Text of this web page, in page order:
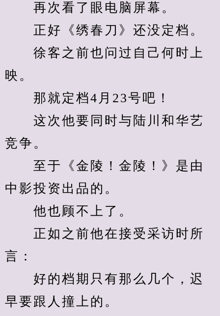
再次看了眼电脑屏幕。
正好《绣春刀》还没定档。
徐客之前也问过自己何时上
映。
那就定档4月23号吧！
这次他要同时与陆川和华艺
竞争。
至于《金陵！金陵！》是由
中影投资出品的。
他也顾不上了。
正如之前他在接受采访时所
言：
好的档期只有那么几个，迟
早要跟人撞上的。